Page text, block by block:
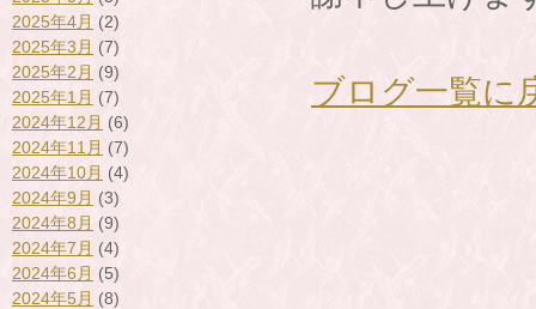
2025年4月 (2)
2025年3月 (7)
2025年2月 (9)
2025年1月 (7)
2024年12月 (6)
2024年11月 (7)
2024年10月 (4)
2024年9月 (3)
2024年8月 (9)
2024年7月 (4)
2024年6月 (5)
2024年5月 (8)
ブログ一覧に